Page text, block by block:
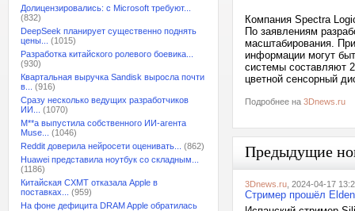
Долицензировались: с Microsoft требуют...
(832)
DeepSeek планирует существенно поднять
цены...
(1015)
Разработка китайского ролевого боевика...
(930)
Квартальная выручка Sandisk выросла почти
в...
(916)
Сразу несколько ведущих разработчиков
ИИ...
(1070)
M**a выпустила собственного ИИ-агента
Muse...
(1046)
Reddit доверила нейросети оценивать...
(862)
Huawei представила ноутбук со складным...
(1186)
Китайская CXMT отказала Apple в
поставках...
(959)
На фоне дефицита DRAM Apple обратилась
Компания Spectra
По заявлениям
масштабирования.
информации могут
системы составляют
цветной сенсорный
Подробнее на 3Dnews.ru
Предыдущие
3Dnews.ru , 2024-04-17
Стример прошёл